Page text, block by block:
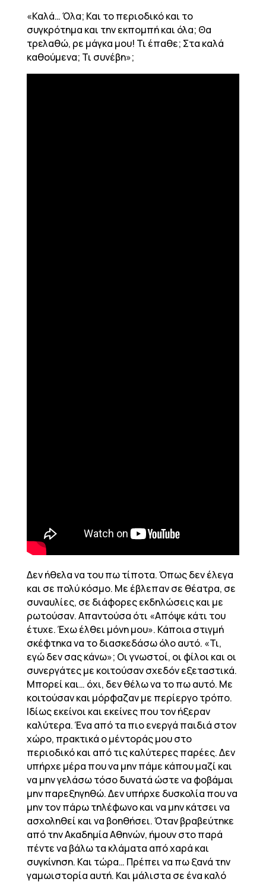
«Καλά… Όλα; Και το περιοδικό και το
συγκρότημα και την εκπομπή και όλα; Θα
τρελαθώ, ρε μάγκα μου! Τι έπαθε; Στα καλά
καθούμενα; Τι συνέβη»;
Δεν ήθελα να του πω τίποτα. Όπως δεν έλεγα
και σε πολύ κόσμο. Με έβλεπαν σε θέατρα, σε
συναυλίες, σε διάφορες εκδηλώσεις και με
ρωτούσαν. Απαντούσα ότι «Απόψε κάτι του
έτυχε. Έχω έλθει μόνη μου». Κάποια στιγμή
σκέφτηκα να το διασκεδάσω όλο αυτό. «Τι,
εγώ δεν σας κάνω»; Οι γνωστοί, οι φίλοι και οι
συνεργάτες με κοιτούσαν σχεδόν εξεταστικά.
Μπορεί και… όχι, δεν θέλω να το πω αυτό. Με
κοιτούσαν και μόρφαζαν με περίεργο τρόπο.
Ιδίως εκείνοι και εκείνες που τον ήξεραν
καλύτερα. Ένα από τα πιο ενεργά παιδιά στον
χώρο, πρακτικά ο μέντοράς μου στο
περιοδικό και από τις καλύτερες παρέες. Δεν
υπήρχε μέρα που να μην πάμε κάπου μαζί και
να μην γελάσω τόσο δυνατά ώστε να φοβάμαι
μην παρεξηγηθώ. Δεν υπήρχε δυσκολία που να
μην τον πάρω τηλέφωνο και να μην κάτσει να
ασχοληθεί και να βοηθήσει. Όταν βραβεύτηκε
από την Ακαδημία Αθηνών, ήμουν στο παρά
πέντε να βάλω τα κλάματα από χαρά και
συγκίνηση. Και τώρα… Πρέπει να πω ξανά την
γαμωιστορία αυτή. Και μάλιστα σε ένα καλό